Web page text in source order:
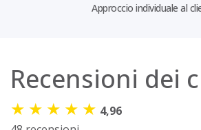
Approccio individuale al
Recensioni dei
★ ★ ★ ★ ★ 4,96